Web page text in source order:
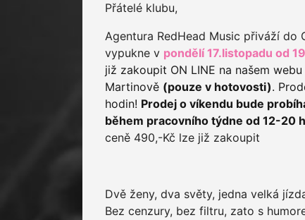
Přátelé klubu,
Agentura RedHead Music přiváží do
vypukne v pondělí 17.listopadu od
již zakoupit ON LINE na našem
Martinově (pouze v hotovosti).
hodin! Prodej o víkendu bude
během pracovního týdne od 12-20
ceně 490,-Kč lze již zakoupit
Dvě ženy, dva světy, jedna velká
Bez cenzury, bez filtru, zato s